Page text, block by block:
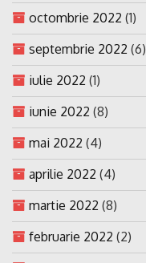
octombrie 2022 (1)
septembrie 2022 (6)
iulie 2022 (1)
iunie 2022 (8)
mai 2022 (4)
aprilie 2022 (4)
martie 2022 (8)
februarie 2022 (2)